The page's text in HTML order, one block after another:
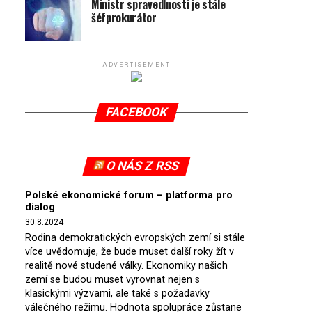
Ministr spravedlnosti je stále
šéfprokurátor
ADVERTISEMENT
FACEBOOK
O NÁS Z RSS
Polské ekonomické forum – platforma pro
dialog
30.8.2024
Rodina demokratických evropských zemí si stále
více uvědomuje, že bude muset další roky žít v
realitě nové studené války. Ekonomiky našich
zemí se budou muset vyrovnat nejen s
klasickými výzvami, ale také s požadavky
válečného režimu. Hodnota spolupráce zůstane